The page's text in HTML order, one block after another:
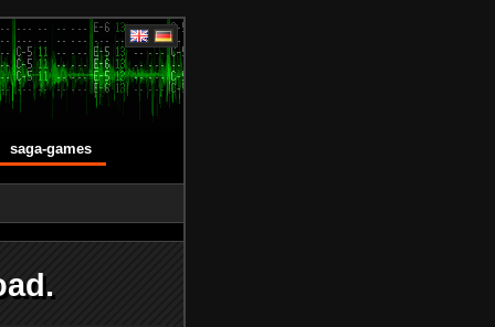
saga-games